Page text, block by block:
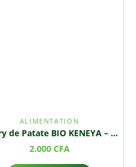
ALIMENTATION
Thiakry de Patate BIO KENEYA – Délice traditionnel nutritif et naturel
2.000 CFA